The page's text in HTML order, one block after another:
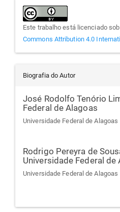
Este trabalho está licenciado
Commons Attribution 4.0
Biografia do Autor
José Rodolfo Tenório
Federal de Alagoas
Universidade Federal de Alagoas
Rodrigo Pereyra de
Universidade Federal de
Universidade Federal de Alagoas